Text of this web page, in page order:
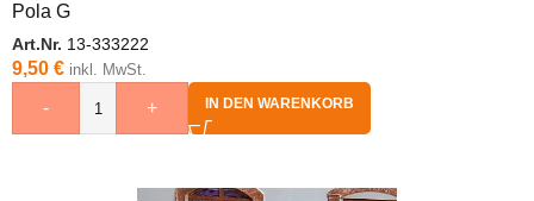
Pola G
Art.Nr. 13-333222
9,50 € inkl. MwSt.
- + IN DEN WARENKORB